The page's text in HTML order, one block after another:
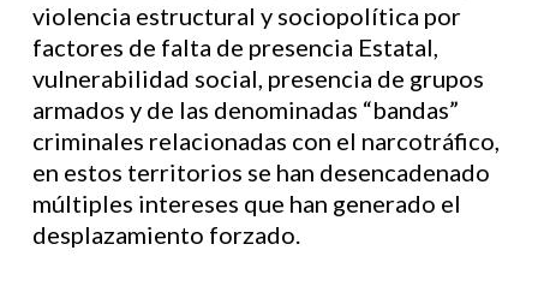
violencia estructural y sociopolítica por
factores de falta de presencia Estatal,
vulnerabilidad social, presencia de grupos
armados y de las denominadas “bandas”
criminales relacionadas con el narcotráfico,
en estos territorios se han desencadenado
múltiples intereses que han generado el
desplazamiento forzado.